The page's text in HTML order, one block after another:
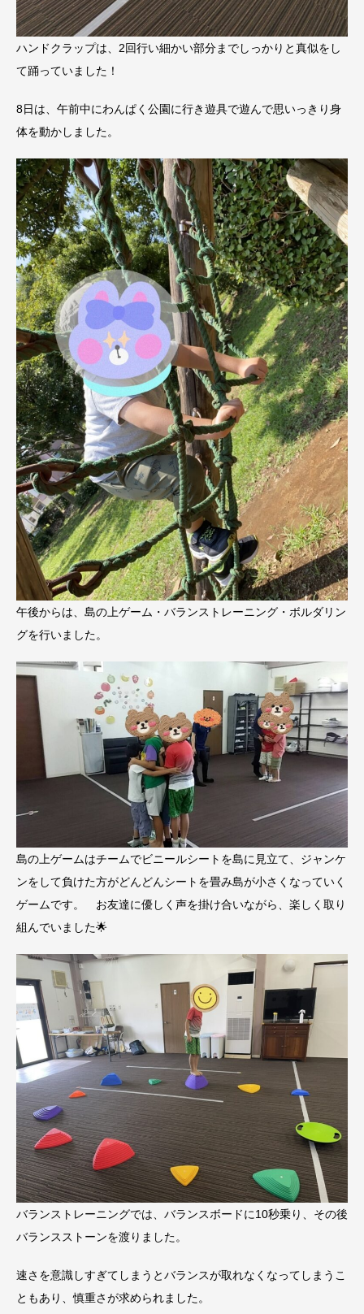
ハンドクラップは、2回行い細かい部分までしっかりと真似をし
て踊っていました！
8日は、午前中にわんぱく公園に行き遊具で遊んで思いっきり身
体を動かしました。
午後からは、島の上ゲーム・バランストレーニング・ボルダリン
グを行いました。
島の上ゲームはチームでビニールシートを島に見立て、ジャンケ
ンをして負けた方がどんどんシートを畳み島が小さくなっていく
ゲームです。 お友達に優しく声を掛け合いながら、楽しく取り
組んでいました🌟
バランストレーニングでは、バランスボードに10秒乗り、その後
バランスストーンを渡りました。
速さを意識しすぎてしまうとバランスが取れなくなってしまうこ
ともあり、慎重さが求められました。